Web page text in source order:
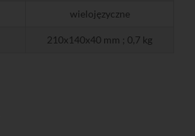
wielojęzyczne
210x140x40 mm ; 0,7 kg